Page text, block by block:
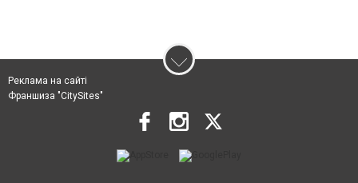
Реклама на сайті
Франшиза "CitySites"